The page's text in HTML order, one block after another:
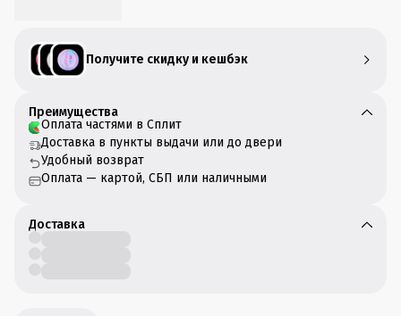
Получите скидку и кешбэк
Преимущества
Оплата частями в Сплит
Доставка в пункты выдачи или до двери
Удобный возврат
Оплата — картой, СБП или наличными
Доставка